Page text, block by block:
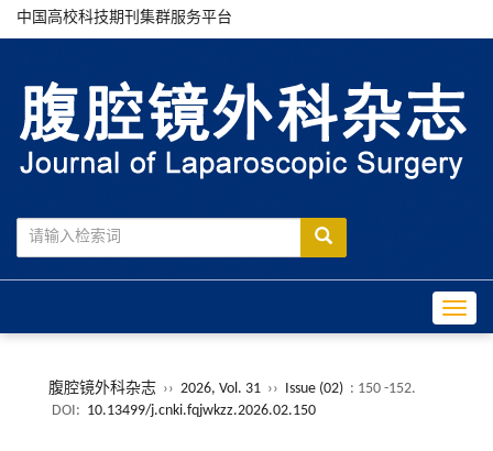
中国高校科技期刊集群服务平台
腹腔镜外科杂志 ›› 2026, Vol. 31 ›› Issue (02) : 150 -152.
DOI: 10.13499/j.cnki.fqjwkzz.2026.02.150